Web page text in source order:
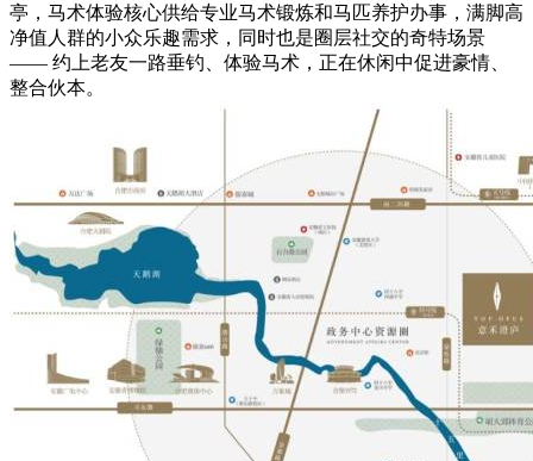
亭，马术体验核心供给专业马术锻炼和马匹养护办事，满脚高
净值人群的小众乐趣需求，同时也是圈层社交的奇特场景
—— 约上老友一路垂钓、体验马术，正在休闲中促进豪情、
整合伙本。